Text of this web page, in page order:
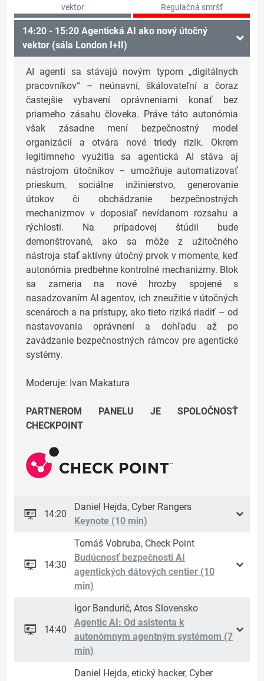
vektor Regulačná smršť
14:20 - 15:20 Agentická AI ako nový útočný
vektor (sála London I+II)
AI agenti sa stávajú novým typom „digitálnych
pracovníkov“ – neúnavní, škálovateľní a čoraz
častejšie vybavení oprávneniami konať bez
priameho zásahu človeka. Práve táto autonómia
však zásadne mení bezpečnostný model
organizácií a otvára nové triedy rizík. Okrem
legitímneho využitia sa agentická AI stáva aj
nástrojom útočníkov – umožňuje automatizovať
prieskum, sociálne inžinierstvo, generovanie
útokov či obchádzanie bezpečnostných
mechanizmov v doposiaľ nevídanom rozsahu a
rýchlosti. Na prípadovej štúdii bude
demonštrované, ako sa môže z užitočného
nástroja stať aktívny útočný prvok v momente, keď
autonómia predbehne kontrolné mechanizmy. Blok
sa zameria na nové hrozby spojené s
nasadzovaním AI agentov, ich zneužitie v útočných
scenároch a na prístupy, ako tieto riziká riadiť – od
nastavovania oprávnení a dohľadu až po
zavádzanie bezpečnostných rámcov pre agentické
systémy.
Moderuje: Ivan Makatura
PARTNEROM PANELU JE SPOLOČNOSŤ
CHECKPOINT
14:20
Daniel Hejda, Cyber Rangers
Keynote (10 min)
14:30
Tomáš Vobruba, Check Point
Budúcnosť bezpečnosti AI
agentických dátových centier (10
min)
14:40
Igor Bandurič, Atos Slovensko
Agentic AI: Od asistenta k
autonómnym agentným systémom (7
min)
Daniel Hejda, etický hacker, Cyber